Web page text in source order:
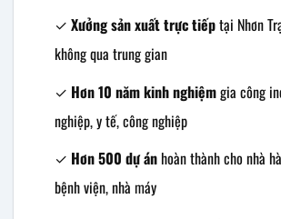
✓ Xưởng sản xuất trực tiếptại Nhơn
không qua trung gian
✓ Hơn 10 năm kinh nghiệmgia công
nghiệp, y tế, công nghiệp
✓ Hơn 500 dự ánhoàn thành cho nhà
bệnh viện, nhà máy